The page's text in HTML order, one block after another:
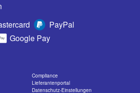
PayPal
Google Pay
Compliance
Lieferantenportal
Datenschutz-Einstellungen